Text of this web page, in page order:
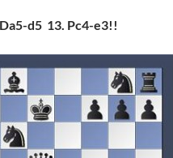
d5 13. Pc4-e3!!